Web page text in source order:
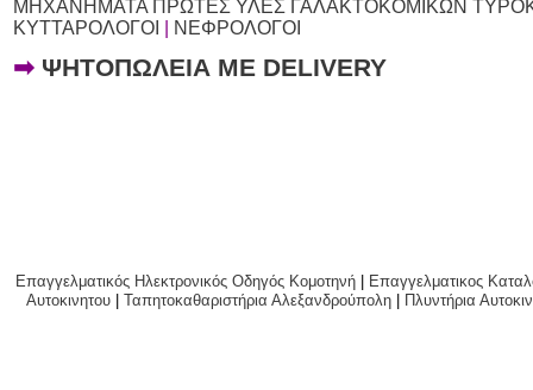
ΜΗΧΑΝΗΜΑΤΑ ΠΡΩΤΕΣ ΥΛΕΣ ΓΑΛΑΚΤΟΚΟΜΙΚΩΝ
ΚΥΤΤΑΡΟΛΟΓΟΙ
ΝΕΦΡΟΛΟΓΟΙ
➡ ΨΗΤΟΠΩΛΕΙΑ ΜΕ DELIVERY
Επαγγελματικός Ηλεκτρονικός Οδηγός Κομοτηνή
Επαγγελματικος
Αυτοκινητου |Ταπητοκαθαριστήρια Αλεξανδρούπολη Πλυντήρια